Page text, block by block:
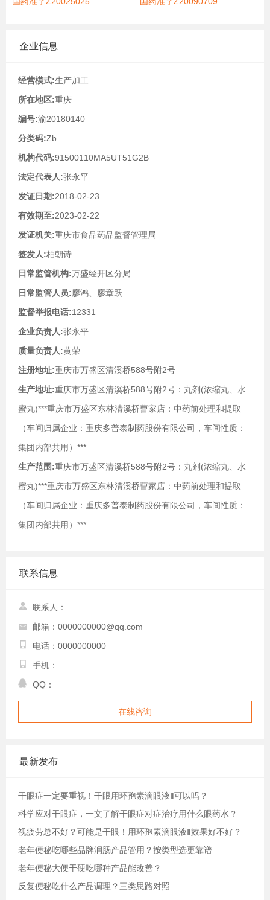
企业信息
经营模式:生产加工
所在地区:重庆
编号:渝20180140
分类码:Zb
机构代码:91500110MA5UT51G2B
法定代表人:张永平
发证日期:2018-02-23
有效期至:2023-02-22
发证机关:重庆市食品药品监督管理局
签发人:柏朝诗
日常监管机构:万盛经开区分局
日常监管人员:廖鸿、廖章跃
监督举报电话:12331
企业负责人:张永平
质量负责人:黄荣
注册地址:重庆市万盛区清溪桥588号附2号
生产地址:重庆市万盛区清溪桥588号附2号：丸剂(浓缩丸、水
蜜丸)***重庆市万盛区东林清溪桥曹家店：中药前处理和提取
（车间归属企业：重庆多普泰制药股份有限公司，车间性质：
集团内部共用）***
生产范围:重庆市万盛区清溪桥588号附2号：丸剂(浓缩丸、水
蜜丸)***重庆市万盛区东林清溪桥曹家店：中药前处理和提取
（车间归属企业：重庆多普泰制药股份有限公司，车间性质：
集团内部共用）***
联系信息
联系人：
邮箱：0000000000@qq.com
电话：0000000000
手机：
QQ：
在线咨询
最新发布
干眼症一定要重视！干眼用环孢素滴眼液Ⅱ可以吗？
科学应对干眼症，一文了解干眼症对症治疗用什么眼药水？
视疲劳总不好？可能是干眼！用环孢素滴眼液Ⅱ效果好不好？
老年便秘吃哪些品牌润肠产品管用？按类型选更靠谱
老年便秘大便干硬吃哪种产品能改善？
反复便秘吃什么产品调理？三类思路对照